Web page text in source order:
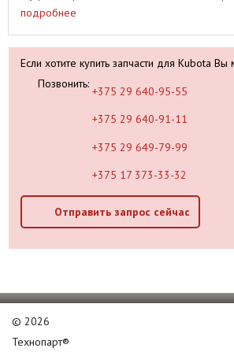
подробнее
Если хотите купить запчасти для Kubota Вы
Позвонить:
+375 29 640-95-55
+375 29 640-91-11
+375 29 649-79-99
+375 17 373-33-32
Отправить запрос сейчас
© 2026
Технопарт®